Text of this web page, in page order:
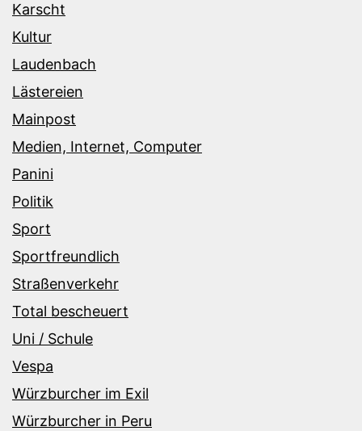
Karscht
Kultur
Laudenbach
Lästereien
Mainpost
Medien, Internet, Computer
Panini
Politik
Sport
Sportfreundlich
Straßenverkehr
Total bescheuert
Uni / Schule
Vespa
Würzburcher im Exil
Würzburcher in Peru